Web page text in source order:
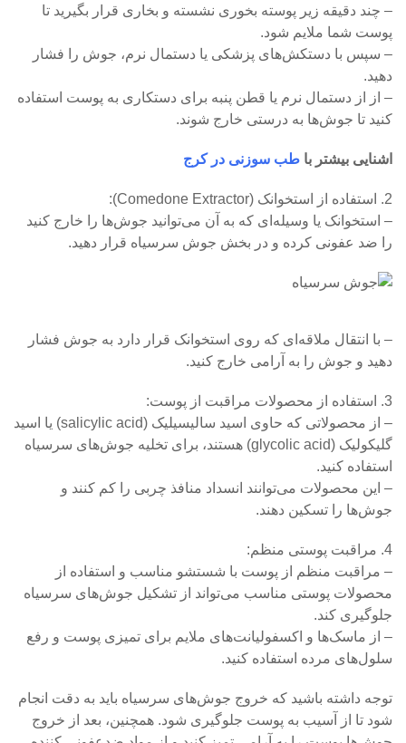
– چند دقیقه زیر پوسته بخوری نشسته و بخاری قرار بگیرید تا
پوست شما ملایم شود.
– سپس با دستکش‌های پزشکی یا دستمال نرم، جوش را فشار
دهید.
– از از دستمال نرم یا قطن پنبه برای دستکاری به پوست استفاده
کنید تا جوش‌ها به درستی خارج شوند.
اشنایی بیشتر با طب سوزنی در کرج
2. استفاده از استخوانک (Comedone Extractor):
– استخوانک یا وسیله‌ای که به آن می‌توانید جوش‌ها را خارج کنید
را ضد عفونی کرده و در بخش جوش سرسیاه قرار دهید.
– با انتقال ملاقه‌ای که روی استخوانک قرار دارد به جوش فشار
دهید و جوش را به آرامی خارج کنید.
3. استفاده از محصولات مراقبت از پوست:
– از محصولاتی که حاوی اسید سالیسیلیک (salicylic acid) یا اسید
گلیکولیک (glycolic acid) هستند، برای تخلیه جوش‌های سرسیاه
استفاده کنید.
– این محصولات می‌توانند انسداد منافذ چربی را کم کنند و
جوش‌ها را تسکین دهند.
4. مراقبت پوستی منظم:
– مراقبت منظم از پوست با شستشو مناسب و استفاده از
محصولات پوستی مناسب می‌تواند از تشکیل جوش‌های سرسیاه
جلوگیری کند.
– از ماسک‌ها و اکسفولیانت‌های ملایم برای تمیزی پوست و رفع
سلول‌های مرده استفاده کنید.
توجه داشته باشید که خروج جوش‌های سرسیاه باید به دقت انجام
شود تا از آسیب به پوست جلوگیری شود. همچنین، بعد از خروج